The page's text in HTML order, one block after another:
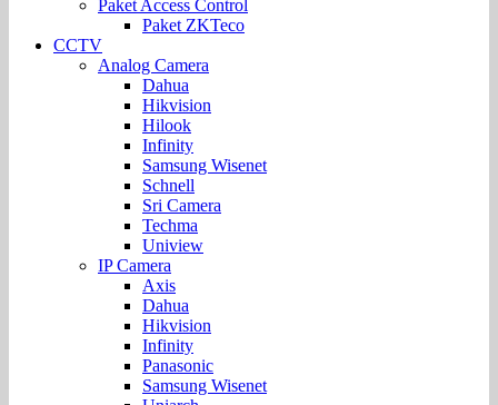
Paket Access Control
Paket ZKTeco
CCTV
Analog Camera
Dahua
Hikvision
Hilook
Infinity
Samsung Wisenet
Schnell
Sri Camera
Techma
Uniview
IP Camera
Axis
Dahua
Hikvision
Infinity
Panasonic
Samsung Wisenet